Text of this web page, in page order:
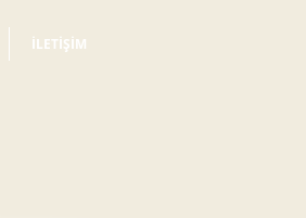
İLETİŞİM